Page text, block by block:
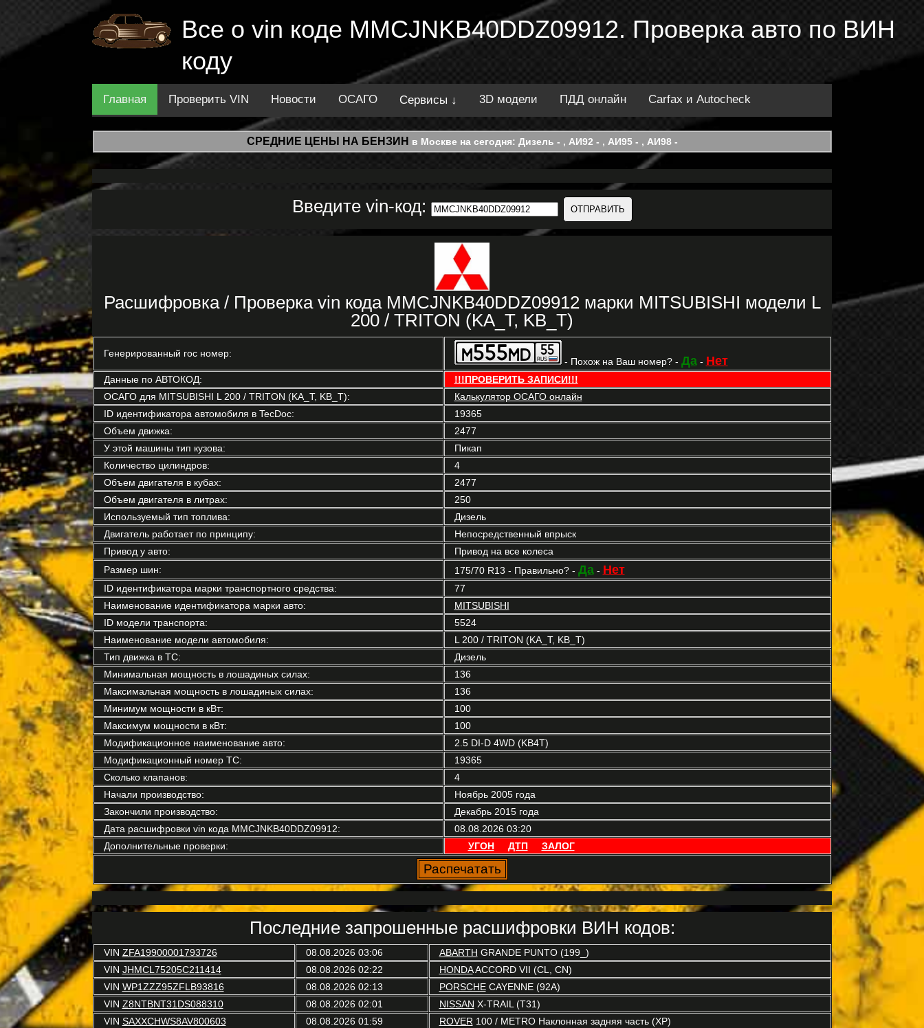
Все о vin коде MMCJNKB40DDZ09912. Проверка авто по ВИН
коду
Главная Проверить VIN Новости ОСАГО Сервисы ↓ 3D модели ПДД онлайн Carfax и Autocheck
СРЕДНИЕ ЦЕНЫ НА БЕНЗИН в Москве на сегодня: Дизель - , АИ92 - , АИ95 - , АИ98 -
Введите vin-код:
Расшифровка / Проверка vin кода MMCJNKB40DDZ09912 марки MITSUBISHI модели L
200 / TRITON (KA_T, KB_T)
Генерированный гос номер:
- Похож на Ваш номер? - Да- Нет
Данные по АВТОКОД:
!!!ПРОВЕРИТЬ ЗАПИСИ!!!
ОСАГО для MITSUBISHI L 200 / TRITON (KA_T, KB_T):
Калькулятор ОСАГО онлайн
ID идентификатора автомобиля в TecDoc:
19365
Объем движка:
2477
У этой машины тип кузова:
Пикап
Количество цилиндров:
4
Объем двигателя в кубах:
2477
Объем двигателя в литрах:
250
Используемый тип топлива:
Дизель
Двигатель работает по принципу:
Непосредственный впрыск
Привод у авто:
Привод на все колеса
Размер шин:
175/70 R13 - Правильно? - Да- Нет
ID идентификатора марки транспортного средства:
77
Наименование идентификатора марки авто:
MITSUBISHI
ID модели транспорта:
5524
Наименование модели автомобиля:
L 200 / TRITON (KA_T, KB_T)
Тип движка в ТС:
Дизель
Минимальная мощность в лошадиных силах:
136
Максимальная мощность в лошадиных силах:
136
Минимум мощности в кВт:
100
Максимум мощности в кВт:
100
Модификационное наименование авто:
2.5 DI-D 4WD (KB4T)
Модификационный номер ТС:
19365
Сколько клапанов:
4
Начали производство:
Ноябрь 2005 года
Закончили производство:
Декабрь 2015 года
Дата расшифровки vin кода MMCJNKB40DDZ09912:
08.08.2026 03:20
Дополнительные проверки:
УГОН ДТП ЗАЛОГ
Последние запрошенные расшифровки ВИН кодов:
VIN ZFA19900001793726 08.08.2026 03:06 ABARTH GRANDE PUNTO (199_)
VIN JHMCL75205C211414 08.08.2026 02:22 HONDAACCORD VII (CL, CN)
VIN WP1ZZZ95ZFLB93816 08.08.2026 02:13 PORSCHECAYENNE (92A)
VIN Z8NTBNT31DS088310 08.08.2026 02:01 NISSAN X-TRAIL (T31)
VIN SAXXCHWS8AV800603 08.08.2026 01:59 ROVER100 / METRO Наклонная задняя часть (XP)